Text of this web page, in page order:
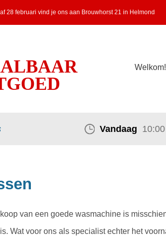
28 februari vind je ons aan Brouwhorst 21 in Helmond
Welkom!
Vandaag
van een goede wasmachine is
Wat voor ons als specialist echter het